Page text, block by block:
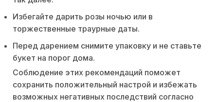
Избегайте дарить розы ночью или в
торжественные траурные даты.
Перед дарением снимите упаковку и не ставьте
букет на порог дома.
Соблюдение этих рекомендаций поможет
сохранить положительный настрой и избежать
возможных негативных последствий согласно